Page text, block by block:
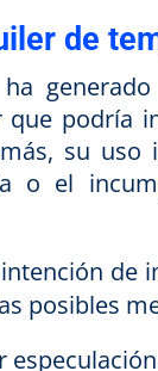
de
podría
su
o el
de
posibles